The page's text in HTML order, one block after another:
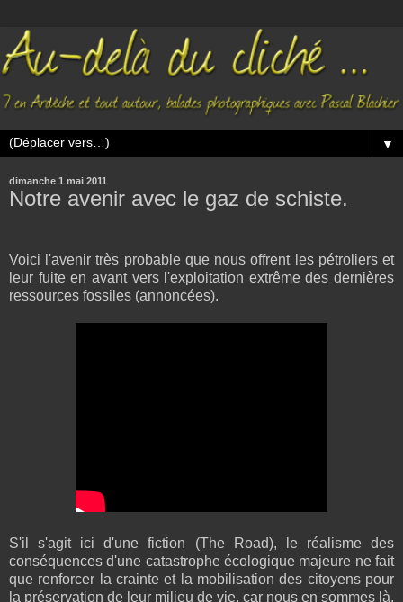
▼
dimanche 1 mai 2011
Notre avenir avec le gaz de schiste.
Voici l'avenir très probable que nous offrent les pétroliers et
leur fuite en avant vers l'exploitation extrême des dernières
ressources fossiles (annoncées).
S'il s'agit ici d'une fiction (The Road), le réalisme des
conséquences d'une catastrophe écologique majeure ne fait
que renforcer la crainte et la mobilisation des citoyens pour
la préservation de leur milieu de vie, car nous en sommes là,